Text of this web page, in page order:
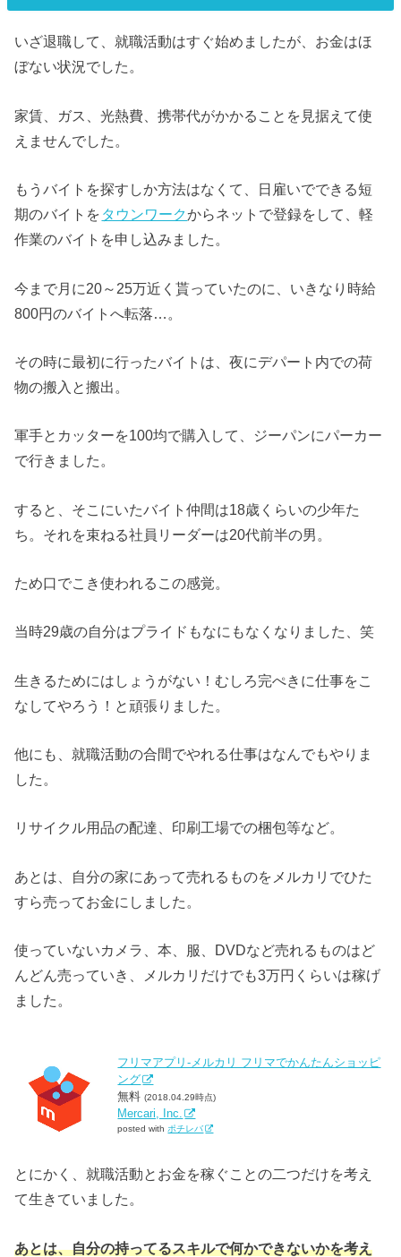
いざ退職して、就職活動はすぐ始めましたが、お金はほ
ぼない状況でした。
家賃、ガス、光熱費、携帯代がかかることを見据えて使
えませんでした。
もうバイトを探すしか方法はなくて、日雇いでできる短
期のバイトを タウンワークからネットで登録をして、軽
作業のバイトを申し込みました。
今まで月に20～25万近く貰っていたのに、いきなり時給
800円のバイトへ転落…。
その時に最初に行ったバイトは、夜にデパート内での荷
物の搬入と搬出。
軍手とカッターを100均で購入して、ジーパンにパーカー
で行きました。
すると、そこにいたバイト仲間は18歳くらいの少年た
ち。それを束ねる社員リーダーは20代前半の男。
ため口でこき使われるこの感覚。
当時29歳の自分はプライドもなにもなくなりました、笑
生きるためにはしょうがない！むしろ完ぺきに仕事をこ
なしてやろう！と頑張りました。
他にも、就職活動の合間でやれる仕事はなんでもやりま
した。
リサイクル用品の配達、印刷工場での梱包等など。
あとは、自分の家にあって売れるものをメルカリでひた
すら売ってお金にしました。
使っていないカメラ、本、服、DVDなど売れるものはど
んどん売っていき、メルカリだけでも3万円くらいは稼げ
ました。
フリマアプリ-メルカリ フリマでかんたんショッピ
ング
無料 (2018.04.29時点)
Mercari, Inc.
posted withポチレバ
とにかく、就職活動とお金を稼ぐことの二つだけを考え
て生きていました。
あとは、自分の持ってるスキルで何かできないかを考え